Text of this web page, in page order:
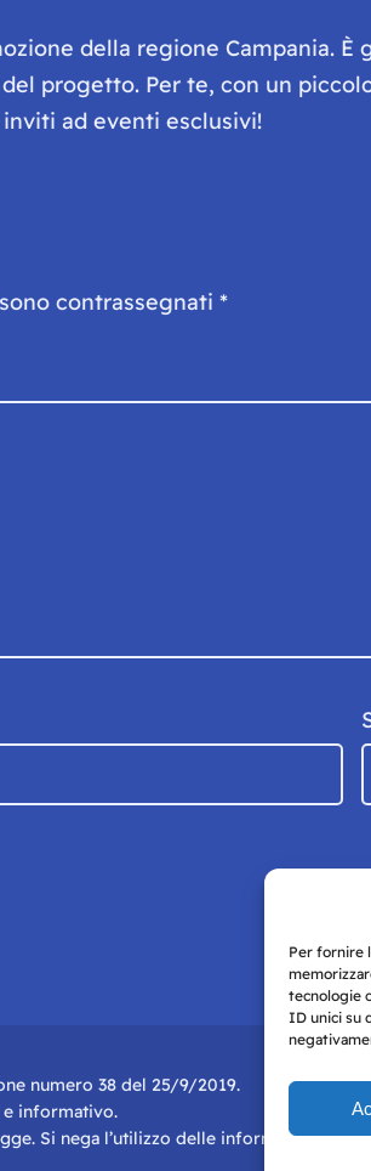
Per fornire
tecnologie
ID unici su
della regione Campania.
progetto. Per te, con un
ad eventi esclusivi!
contrassegnati *
numero 38 del 25/9/2019.
informativo.
Si nega l’utilizzo delle informazioni in